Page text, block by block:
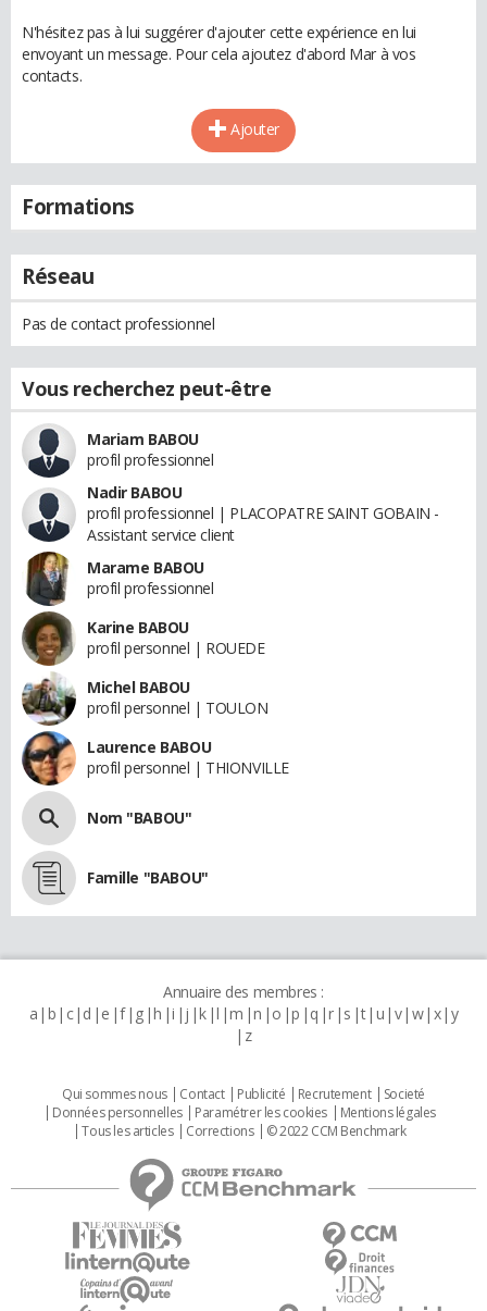
N'hésitez pas à lui suggérer d'ajouter cette expérience en lui
envoyant un message. Pour cela ajoutez d'abord Mar à vos
contacts.
Ajouter
Formations
Réseau
Pas de contact professionnel
Vous recherchez peut-être
Mariam BABOU
profil professionnel
Nadir BABOU
profil professionnel | PLACOPATRE SAINT GOBAIN -
Assistant service client
Marame BABOU
profil professionnel
Karine BABOU
profil personnel | ROUEDE
Michel BABOU
profil personnel | TOULON
Laurence BABOU
profil personnel | THIONVILLE
Nom "BABOU"
Famille "BABOU"
Annuaire des membres :
a b c d e f g h i j k l m n o p q r s t u v w x y
z
Qui sommes nous Contact Publicité Recrutement
Societé
Données personnelles
Paramétrer les cookies
Mentions légales
Tous les articles
Corrections © 2022 CCM Benchmark